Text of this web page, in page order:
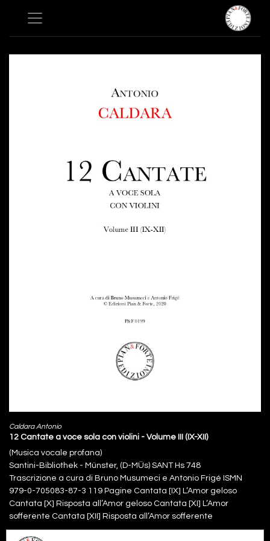
Caldara Antonio
12 Cantate a voce sola con violini - Volume III (IX-XII)
(Musica vocale profana)
Santini-Bibliothek - Münster, (D-MÜs) SANT Hs 748
Trascrizione a cura di Bruno Musumeci e Antonio Frigé ISMN
979-0-705083-87-3 119 Pagine Cantata [IX] L’Amor geloso
Cantata [X] Risposta all’Amor geloso Cantata [XI] L’Amor
sofferente Cantata [XII] Risposta all’Amor sofferente